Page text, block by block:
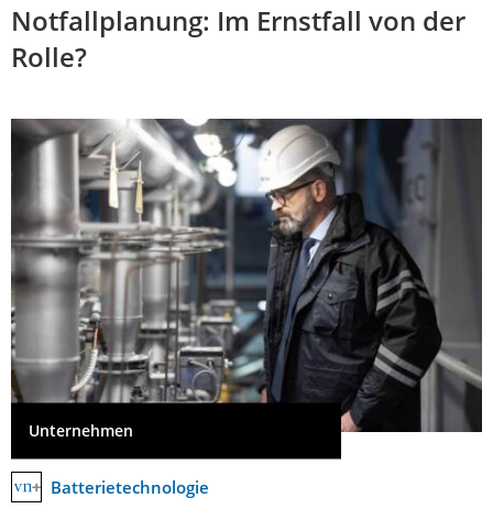
Notfallplanung: Im Ernstfall von der
Rolle?
Unternehmen
Batterietechnologie